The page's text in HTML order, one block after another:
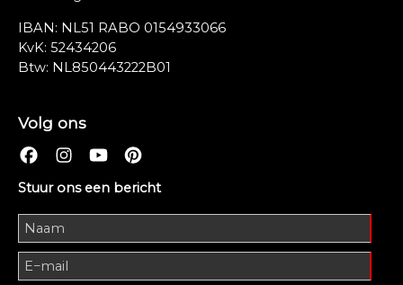
IBAN: NL51 RABO 0154933066
KvK: 52434206
Btw: NL850443222B01
Volg ons
Stuur ons een bericht